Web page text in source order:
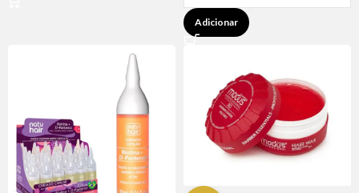
Adicionar